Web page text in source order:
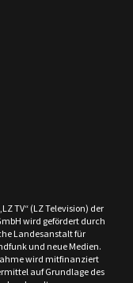
TV“ (LZ Television) der
wird gefördert durch
Landesanstalt für
und neue Medien.
wird mitfinanziert
auf Grundlage des